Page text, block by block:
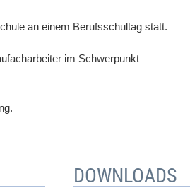
an einem Berufsschultag statt.
im Schwerpunkt
DOWNLOADS